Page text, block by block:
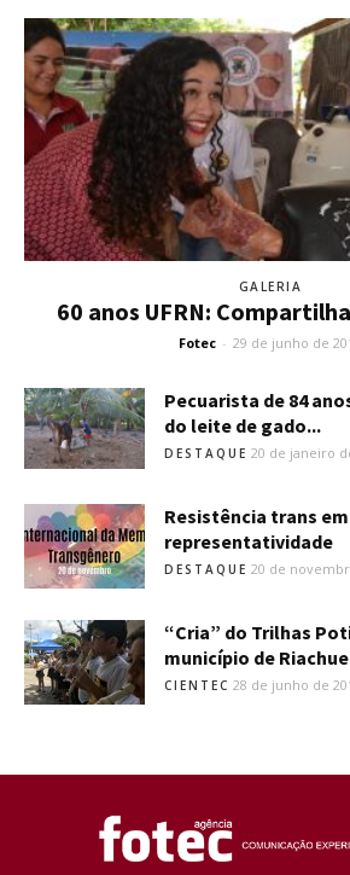
GALERIA
60 anos UFRN:
Fotec - 29 de junho de
Pecuarista de 84
do leite de gado...
DESTAQUE 20 de janeiro
Resistência trans
representatividade
DESTAQUE 20 de
“Cria” do Trilhas
município de
CIENTEC 28 de junho de